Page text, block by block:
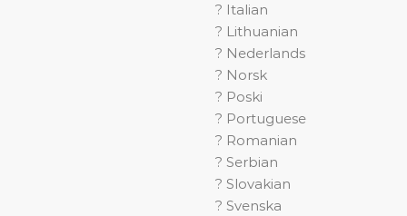
? Italian
? Lithuanian
? Nederlands
? Norsk
? Poski
? Portuguese
? Romanian
? Serbian
? Slovakian
? Svenska